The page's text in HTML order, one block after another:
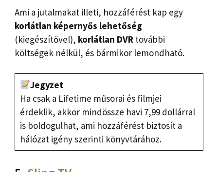
Ami a jutalmakat illeti, hozzáférést kap egy
korlátlan képernyős lehetőség
(kiegészítővel), korlátlan DVR további
költségek nélkül, és bármikor lemondható.
Jegyzet
Ha csak a Lifetime műsorai és filmjei
érdeklik, akkor mindössze havi 7,99 dollárral
is boldogulhat, ami hozzáférést biztosít a
hálózat igény szerinti könyvtárához.